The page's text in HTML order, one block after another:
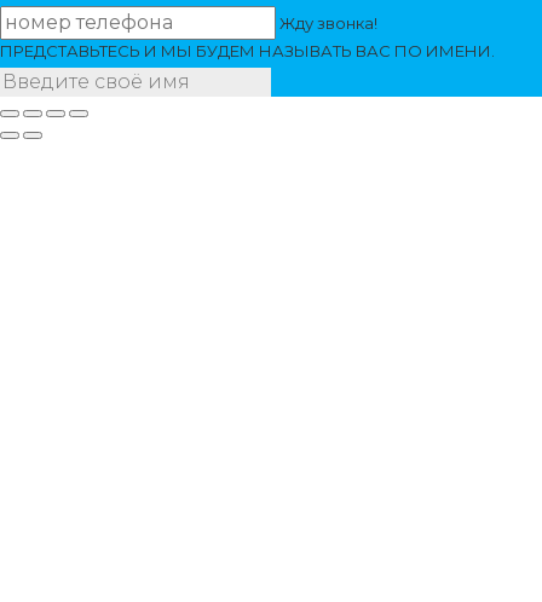
Жду звонка!
ПРЕДСТАВЬТЕСЬ И МЫ БУДЕМ НАЗЫВАТЬ ВАС ПО ИМЕНИ.